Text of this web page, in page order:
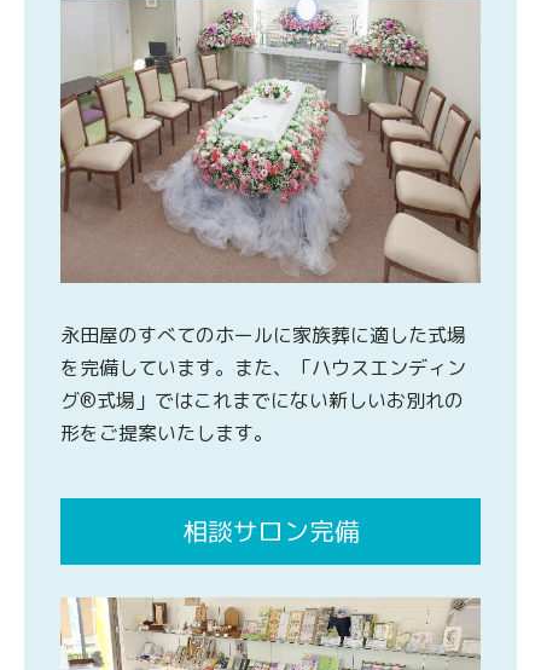
永田屋のすべてのホールに家族葬に適した式場
を完備しています。また、「ハウスエンディン
グ®式場」ではこれまでにない新しいお別れの
形をご提案いたします。
相談サロン完備